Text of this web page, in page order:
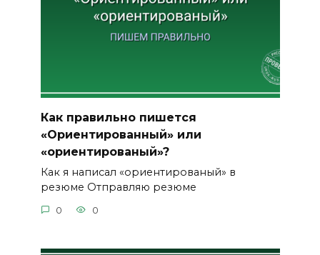
Как правильно пишется
«Ориентированный» или
«ориентированый»?
Как я написал «ориентированый» в
резюме Отправляю резюме
0 0